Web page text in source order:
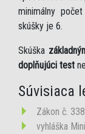
minimálny
skúšky je 6.
Skúška
doplňujúci test
Súvisiaca
Zákon č.
vyhláška